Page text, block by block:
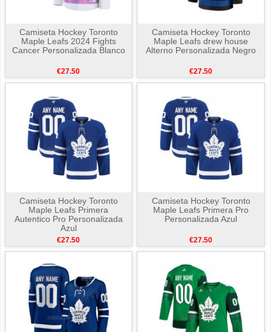
Camiseta Hockey Toronto
Maple Leafs 2024 Fights
Cancer Personalizada Blanco
€27.50
Camiseta Hockey Toronto
Maple Leafs drew house
Alterno Personalizada Negro
€27.50
Camiseta Hockey Toronto
Maple Leafs Primera
Autentico Pro Personalizada
Azul
€27.50
Camiseta Hockey Toronto
Maple Leafs Primera Pro
Personalizada Azul
€27.50